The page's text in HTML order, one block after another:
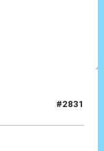
#2831